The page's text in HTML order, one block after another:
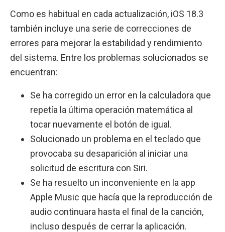
Como es habitual en cada actualización, iOS 18.3
también incluye una serie de correcciones de
errores para mejorar la estabilidad y rendimiento
del sistema. Entre los problemas solucionados se
encuentran:
Se ha corregido un error en la calculadora que
repetía la última operación matemática al
tocar nuevamente el botón de igual.
Solucionado un problema en el teclado que
provocaba su desaparición al iniciar una
solicitud de escritura con Siri.
Se ha resuelto un inconveniente en la app
Apple Music que hacía que la reproducción de
audio continuara hasta el final de la canción,
incluso después de cerrar la aplicación.